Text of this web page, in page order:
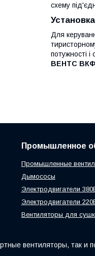
схему
Для
потужності
ВЕНТС ВКФ
Промышленное
Промышленные
Дымососы
Электродвигатели
Электродвигатели
Вентиляторы для
вентиляторы, так и